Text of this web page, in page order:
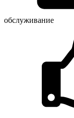
обслуживание